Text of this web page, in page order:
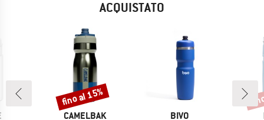
ACQUISTATO
MARCHIO
CAMELBAK
Sconto
fino al 15%
MARCHIO
BIVO